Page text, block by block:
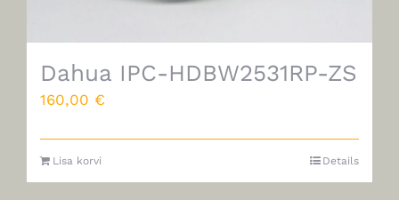
Dahua IPC-HDBW2531RP-ZS
160,00 €
Lisa korvi Details